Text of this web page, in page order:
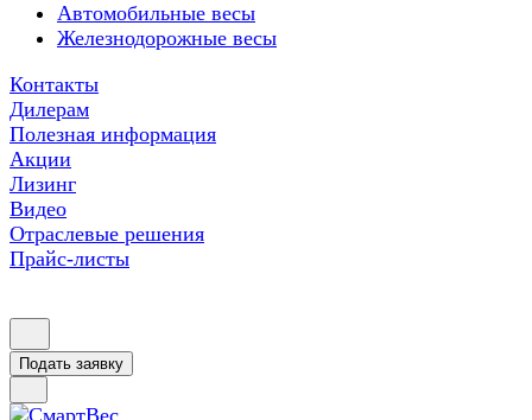
Автомобильные весы
Железнодорожные весы
Контакты
Дилерам
Полезная информация
Акции
Лизинг
Видео
Отраслевые решения
Прайс-листы
Подать заявку